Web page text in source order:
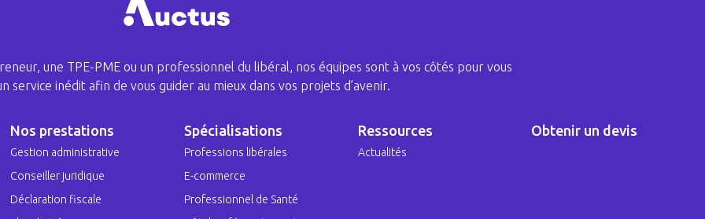
une TPE-PME ou un professionnel du libéral, nos équipes sont à vos côtés pour vous
service inédit afin de vous guider au mieux dans vos projets d’avenir.
Nos prestations
Gestion administrative
Conseiller juridique
Déclaration fiscale
Spécialisations
Professions libérales
E-commerce
Professionnel de Santé
Ressources
Actualités
Obtenir un devis